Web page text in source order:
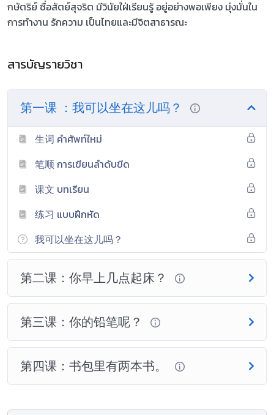
กษัตริย์ ซื่อสัตย์สุจริต มีวินัยใฝ่เรียนรู้ อยู่อย่างพอเพียง มุ่งมั่นใน
การทำงาน รักความ เป็นไทยและมีจิตสาธารณะ
สารบัญรายวิชา
第一课 ：我可以坐在这儿吗？
生词 คำศัพท์ใหม่
笔顺 การเขียนลำดับขีด
课文 บทเรียน
练习 แบบฝึกหัด
我可以坐在这儿吗？
第二课：你早上几点起床？
第三课：你的铅笔呢？
第四课：书包里有两本书。